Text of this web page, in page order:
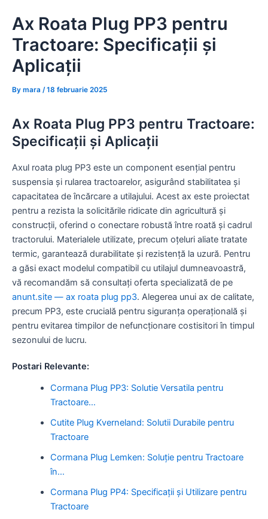
content
Ax Roata Plug PP3 pentru
Tractoare: Specificații și
Aplicații
By mara /18 februarie 2025
Ax Roata Plug PP3 pentru Tractoare:
Specificații și Aplicații
Axul roata plug PP3 este un component esențial pentru
suspensia și rularea tractoarelor, asigurând stabilitatea și
capacitatea de încărcare a utilajului. Acest ax este proiectat
pentru a rezista la solicitările ridicate din agricultură și
construcții, oferind o conectare robustă între roată și cadrul
tractorului. Materialele utilizate, precum oțeluri aliate tratate
termic, garantează durabilitate și rezistență la uzură. Pentru
a găsi exact modelul compatibil cu utilajul dumneavoastră,
vă recomandăm să consultați oferta specializată de pe
anunt.site — ax roata plug pp3. Alegerea unui ax de calitate,
precum PP3, este crucială pentru siguranța operațională și
pentru evitarea timpilor de nefuncționare costisitori în timpul
sezonului de lucru.
Postari Relevante:
Cormana Plug PP3: Solutie Versatila pentru
Tractoare…
Cutite Plug Kverneland: Solutii Durabile pentru
Tractoare
Cormana Plug Lemken: Soluție pentru Tractoare
în…
Cormana Plug PP4: Specificații și Utilizare pentru
Tractoare